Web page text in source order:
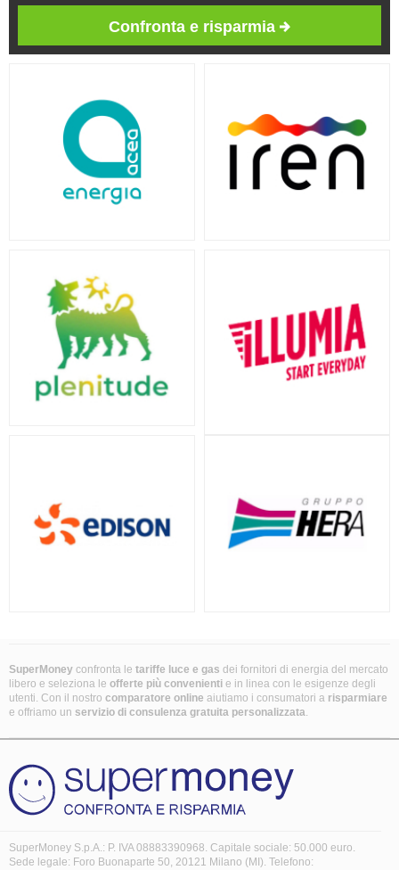
Confronta e risparmia
SuperMoney confronta le tariffe luce e gas dei fornitori di energia del mercato
libero e seleziona le offerte più convenienti e in linea con le esigenze degli
utenti. Con il nostro comparatore online aiutiamo i consumatori a risparmiare
e offriamo un servizio di consulenza gratuita personalizzata.
SuperMoney S.p.A.: P. IVA 08883390968. Capitale sociale: 50.000 euro.
Sede legale: Foro Buonaparte 50, 20121 Milano (MI). Telefono: